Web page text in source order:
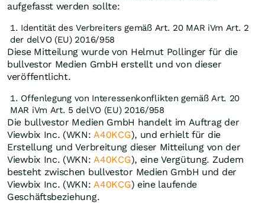
aufgefasst werden sollte:
Identität des Verbreiters gemäß Art. 20 MAR iVm Art. 2
der delVO (EU) 2016/958
Diese Mitteilung wurde von Helmut Pollinger für die
bullvestor Medien GmbH erstellt und von dieser
veröffentlicht.
Offenlegung von Interessenkonflikten gemäß Art. 20
MAR iVm Art. 5 delVO (EU) 2016/958
Die bullvestor Medien GmbH handelt im Auftrag der
Viewbix Inc. (WKN:A40KCG), und erhielt für die
Erstellung und Verbreitung dieser Mitteilung von der
Viewbix Inc. (WKN:A40KCG), eine Vergütung. Zudem
besteht zwischen bullvestor Medien GmbH und der
Viewbix Inc. (WKN:A40KCG) eine laufende
Geschäftsbeziehung.